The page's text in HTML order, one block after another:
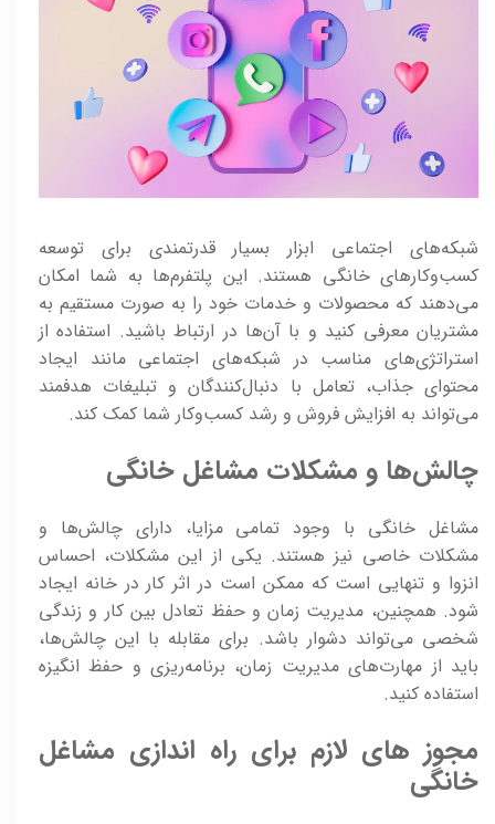
شبکه‌های اجتماعی ابزار بسیار قدرتمندی برای توسعه
کسب‌وکارهای خانگی هستند. این پلتفرم‌ها به شما امکان
می‌دهند که محصولات و خدمات خود را به صورت مستقیم به
مشتریان معرفی کنید و با آن‌ها در ارتباط باشید. استفاده از
استراتژی‌های مناسب در شبکه‌های اجتماعی مانند ایجاد
محتوای جذاب، تعامل با دنبال‌کنندگان و تبلیغات هدفمند
می‌تواند به افزایش فروش و رشد کسب‌وکار شما کمک کند.
چالش‌ها و مشکلات مشاغل خانگی
مشاغل خانگی با وجود تمامی مزایا، دارای چالش‌ها و
مشکلات خاصی نیز هستند. یکی از این مشکلات، احساس
انزوا و تنهایی است که ممکن است در اثر کار در خانه ایجاد
شود. همچنین، مدیریت زمان و حفظ تعادل بین کار و زندگی
شخصی می‌تواند دشوار باشد. برای مقابله با این چالش‌ها،
باید از مهارت‌های مدیریت زمان، برنامه‌ریزی و حفظ انگیزه
استفاده کنید.
مجوز های لازم برای راه اندازی مشاغل
خانگی